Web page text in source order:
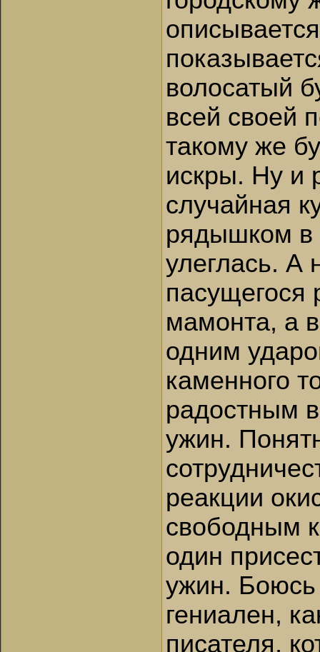
волосатый
всей своей
такому же
искры. Ну и
случайная
рядышком в
улеглась. А
мамонта, а
одним
каменного
радостным
ужин.
реакции
свободным
один
ужин. Боюсь
гениален,
писателя,